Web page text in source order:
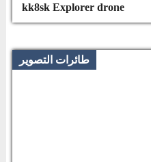
kk8sk Explorer drone
طائرات التصوير